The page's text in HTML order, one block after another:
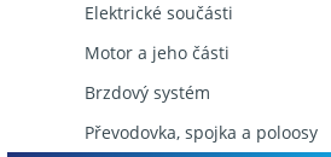
Elektrické součásti
Motor a jeho části
Brzdový systém
Převodovka, spojka a poloosy